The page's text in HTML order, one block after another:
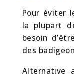
Pour éviter
la plupart
besoin
des
Alternative